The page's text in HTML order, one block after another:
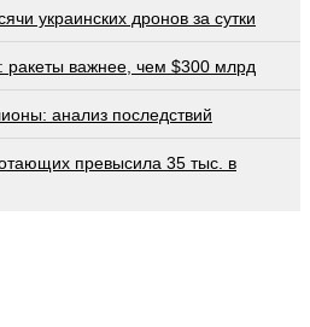
украинских дронов за сутки
ракеты важнее, чем $300 млрд
анализ последствий
превысила 35 тыс. в